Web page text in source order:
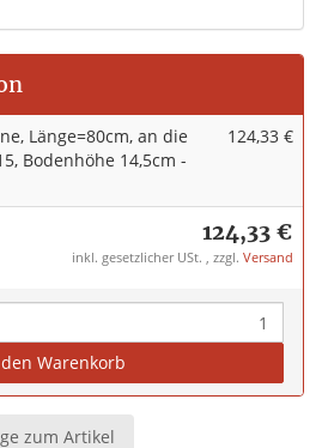
Länge=80cm, an die
Bodenhöhe 14,5cm -
124,33 €
124,33 €
inkl. gesetzlicher USt. , zzgl. Versand
Warenkorb
zum Artikel